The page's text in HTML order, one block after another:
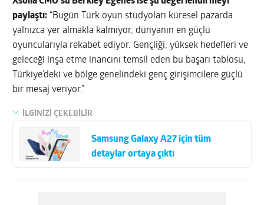
paylaştı: “Bugün Türk oyun stüdyoları küresel pazarda
yalnızca yer almakla kalmıyor, dünyanın en güçlü
oyuncularıyla rekabet ediyor. Gençliği, yüksek hedefleri ve
geleceği inşa etme inancını temsil eden bu başarı tablosu,
Türkiye’deki ve bölge genelindeki genç girişimcilere güçlü
bir mesaj veriyor.”
İLGİNİZİ ÇEKEBİLİR
Samsung Galaxy A27 için tüm
detaylar ortaya çıktı